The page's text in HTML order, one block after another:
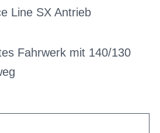
Line SX Antrieb
Fahrwerk mit 140/130